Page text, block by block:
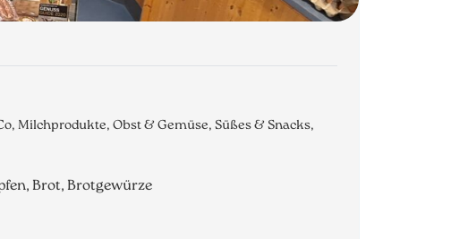
Milchprodukte, Obst & Gemüse, Süßes & Snacks,
Brot, Brotgewürze